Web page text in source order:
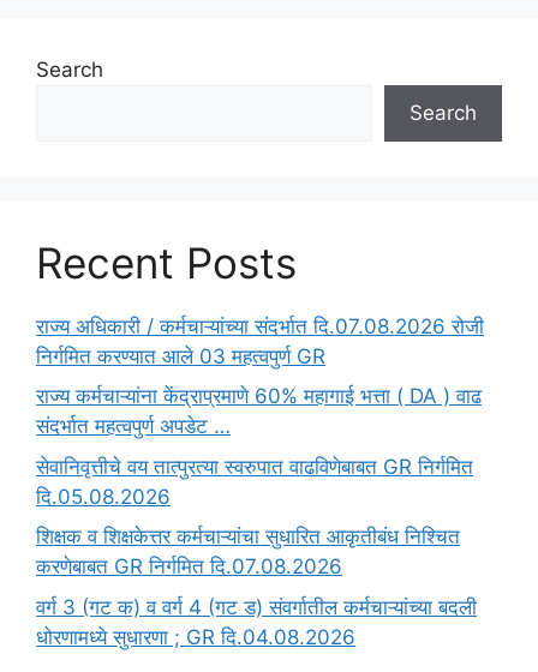
Search
Search
Recent Posts
राज्य अधिकारी / कर्मचाऱ्यांच्या संदर्भात दि.07.08.2026 रोजी
निर्गमित करण्यात आले 03 महत्वपुर्ण GR
राज्य कर्मचाऱ्यांना केंद्राप्रमाणे 60% महागाई भत्ता ( DA ) वाढ
संदर्भात महत्वपुर्ण अपडेट …
सेवानिवृत्तीचे वय तात्पुरत्या स्वरुपात वाढविणेबाबत GR निर्गमित
दि.05.08.2026
‍शिक्षक व शिक्षकेत्तर कर्मचाऱ्यांचा सुधारित आकृतीबंध निश्चित
करणेबाबत GR निर्गमित दि.07.08.2026
वर्ग 3 (गट क) व वर्ग 4 (गट ड) संवर्गातील कर्मचाऱ्यांच्या बदली
धोरणामध्ये सुधारणा ; GR दि.04.08.2026